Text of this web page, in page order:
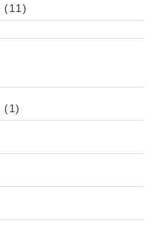
(11)
(1)